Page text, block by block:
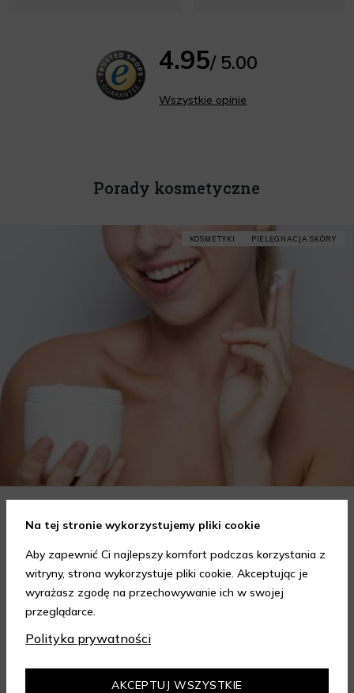
4.95/ 5.00
Wszystkie opinie
Porady kosmetyczne
KOSMETYKI PIELĘGNACJA SKÓRY
Jak wybrać krem do twarzy w zależności od potrzeb?
Wybór odpowiedniego kremu do twarzy to kluczowy krok w
codziennej pielęgnacji skóry, który może znacząco wpłynąć na
jej wygląd i kondycję. Warto znać składniki i właściwości kremów
oraz wiedzieć, jak dopasować je do potrzeb własnej skóry.
Poniżej znajdziesz kilka porad, które pomogą ci wybrać idealny
Czytaj dalej
ZOBACZ WIĘCEJ
Na tej stronie wykorzystujemy pliki cookie
Aby zapewnić Ci najlepszy komfort podczas korzystania z
witryny, strona wykorzystuje pliki cookie. Akceptując je
wyrażasz zgodę na przechowywanie ich w swojej
przeglądarce.
Polityka prywatności
AKCEPTUJ WSZYSTKIE